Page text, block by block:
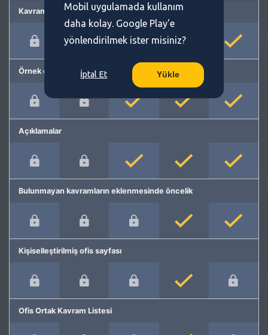
Kavram önerme
Örnek cümleler
Açıklamalar
Bulunmayan kavramların eklenmesinde öncelik
Kişiselleştirilmiş ofis sayfası
Ofis Ortak Kavram Listesi
Mobil uygulamada kullanım
daha kolay. Google Play'e
yönlendirilmek ister misiniz?
İptal Et Yükle